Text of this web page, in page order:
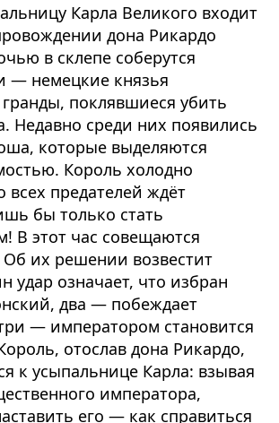
Карла Великого входит
дона Рикардо
в склепе соберутся
— немецкие князья
поклявшиеся убить
Недавно среди них появились
которые выделяются
Король холодно
всех предателей ждёт
бы только стать
В этот час совещаются
их решении возвестит
удар означает, что избран
два — побеждает
— императором становится
отослав дона Рикардо,
к усыпальнице Карла: взывая
императора,
его — как справиться